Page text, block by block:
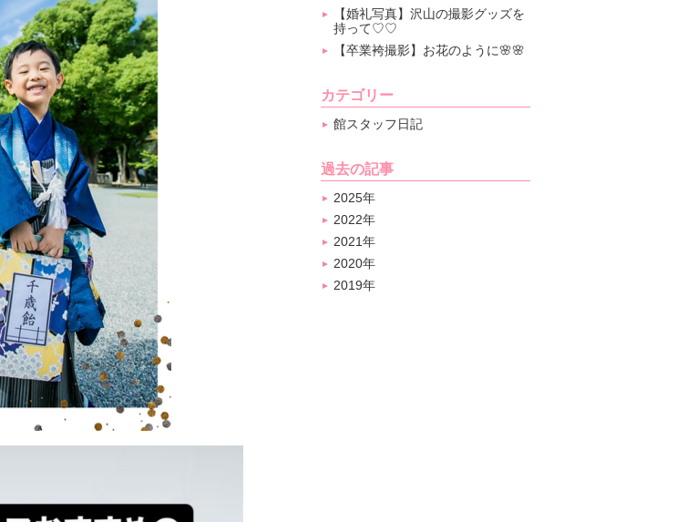
【婚礼写真】沢山の撮影グッズを
持って♡♡
【卒業袴撮影】お花のように🌸🌸
カテゴリー
館スタッフ日記
過去の記事
2025年
2022年
2021年
2020年
2019年